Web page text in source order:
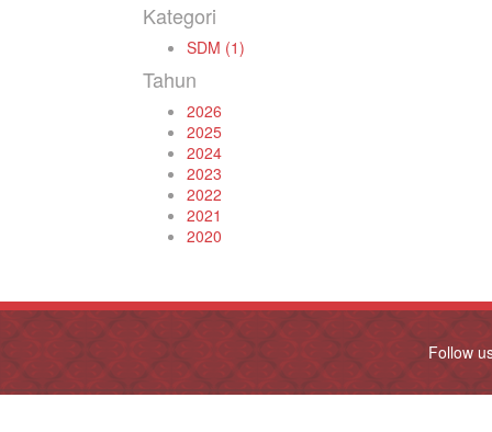
Kategori
SDM (1)
Tahun
2026
2025
2024
2023
2022
2021
2020
Follow